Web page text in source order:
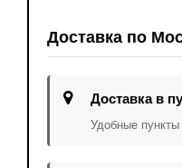
Доставка по
Доставка в
Удобные